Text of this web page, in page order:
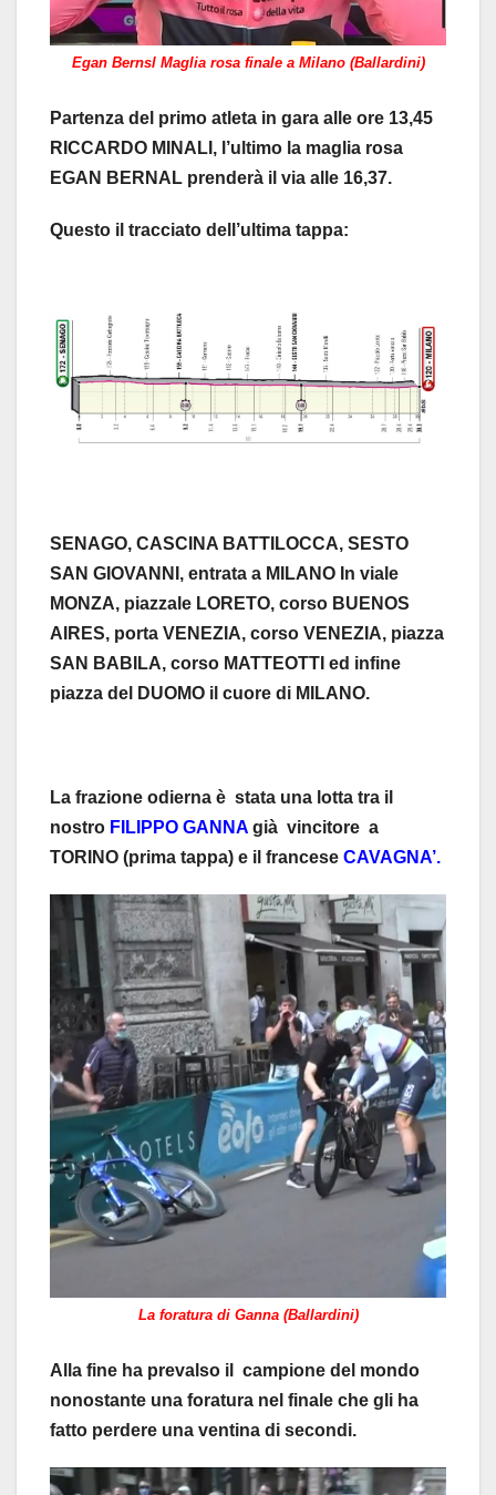
Egan Bernsl Maglia rosa finale a Milano (Ballardini)
Partenza del primo atleta in gara alle ore 13,45
RICCARDO MINALI, l’ultimo la maglia rosa
EGAN BERNAL prenderà il via alle 16,37.
Questo il tracciato dell’ultima tappa:
SENAGO, CASCINA BATTILOCCA, SESTO
SAN GIOVANNI, entrata a MILANO In viale
MONZA, piazzale LORETO, corso BUENOS
AIRES, porta VENEZIA, corso VENEZIA, piazza
SAN BABILA, corso MATTEOTTI ed infine
piazza del DUOMO il cuore di MILANO.
La frazione odierna è stata una lotta tra il
nostro FILIPPO GANNA già vincitore a
TORINO (prima tappa) e il francese CAVAGNA’.
La foratura di Ganna (Ballardini)
Alla fine ha prevalso il campione del mondo
nonostante una foratura nel finale che gli ha
fatto perdere una ventina di secondi.